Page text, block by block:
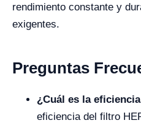
rendimiento constante y
exigentes.
Preguntas
¿Cuál es la
eficiencia del filtro